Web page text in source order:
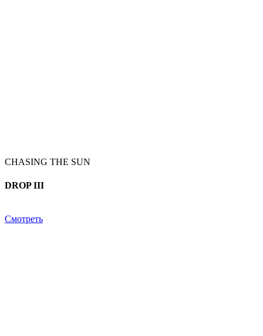
CHASING THE SUN
DROP III
Смотреть